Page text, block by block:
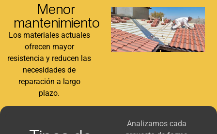
Menor
mantenimiento
Los materiales actuales
ofrecen mayor
resistencia y reducen las
necesidades de
reparación a largo
plazo.
Analizamos cada